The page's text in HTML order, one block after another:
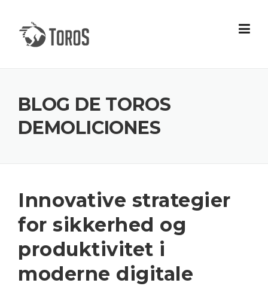
content
BLOG DE TOROS
DEMOLICIONES
Innovative strategier
for sikkerhed og
produktivitet i
moderne digitale